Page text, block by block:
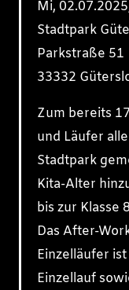
Mi,
Stadtpark
Parkstraße 51
33332
Zum bereits
und Läufer
Stadtpark
Kita-Alter
bis zur Klasse
Das After-
Einzelläufer
Einzellauf